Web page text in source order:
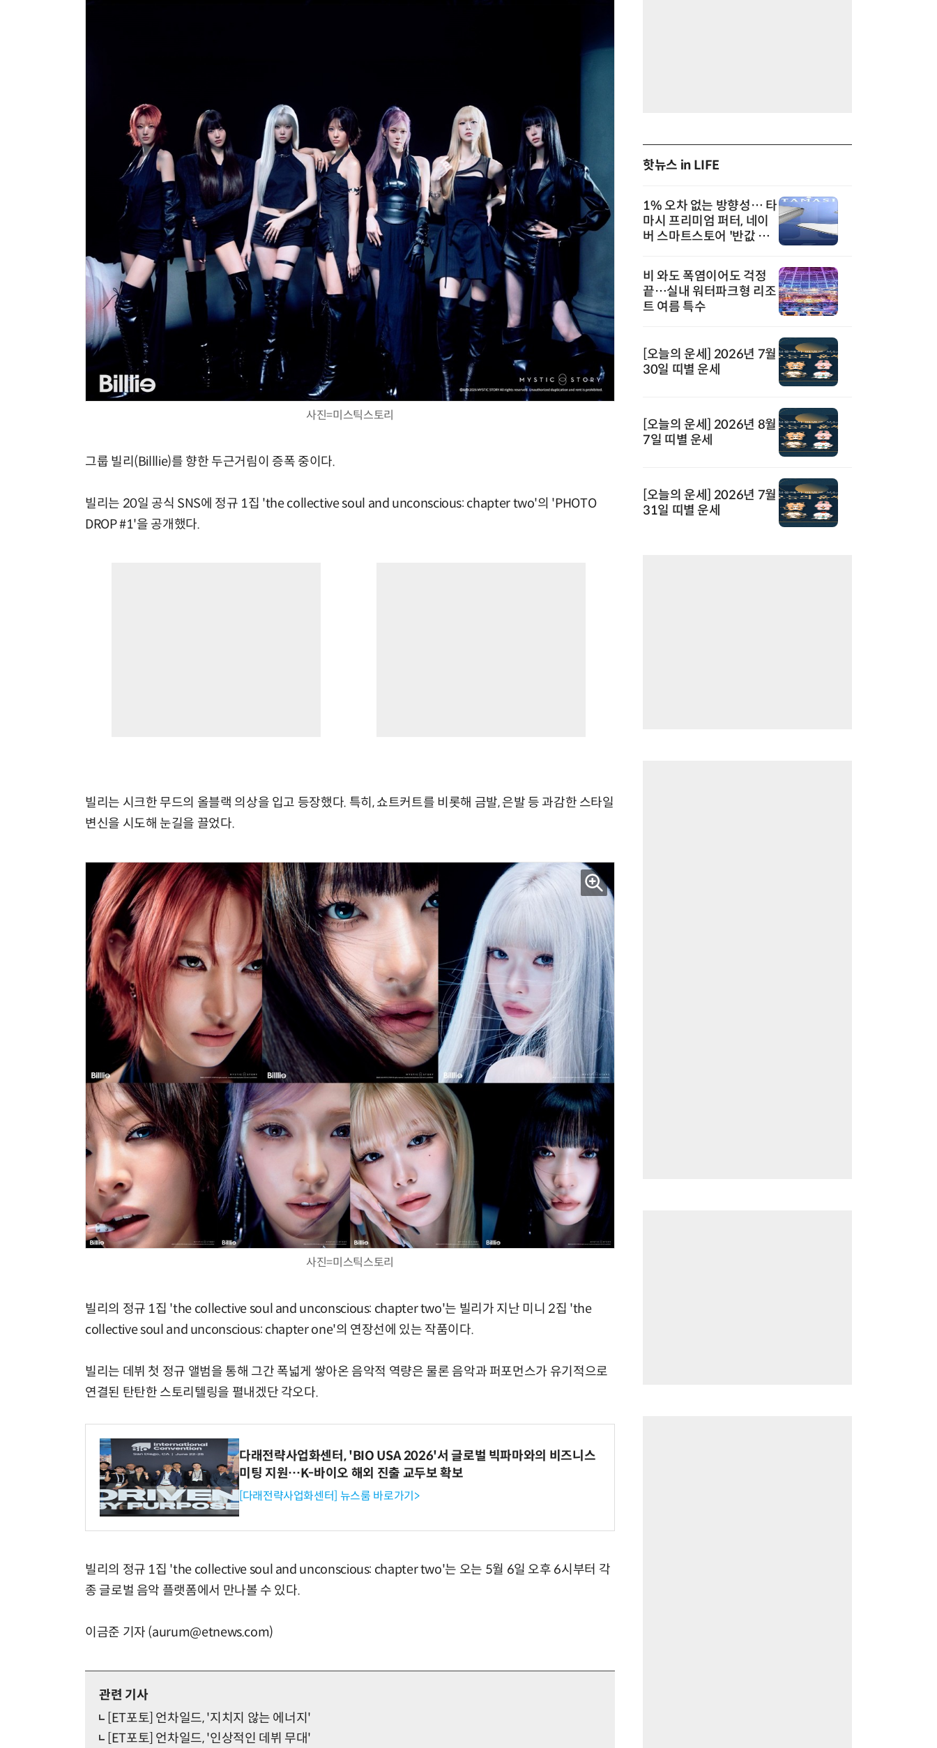
사진=미스틱스토리
그룹 빌리(Billlie)를 향한 두근거림이 증폭 중이다.
빌리는 20일 공식 SNS에 정규 1집 'the collective soul and unconscious: chapter two'의 'PHOTO
DROP #1'을 공개했다.
빌리는 시크한 무드의 올블랙 의상을 입고 등장했다. 특히, 쇼트커트를 비롯해 금발, 은발 등 과감한 스타일
변신을 시도해 눈길을 끌었다.
사진=미스틱스토리
빌리의 정규 1집 'the collective soul and unconscious: chapter two'는 빌리가 지난 미니 2집 'the
collective soul and unconscious: chapter one'의 연장선에 있는 작품이다.
빌리는 데뷔 첫 정규 앨범을 통해 그간 폭넓게 쌓아온 음악적 역량은 물론 음악과 퍼포먼스가 유기적으로
연결된 탄탄한 스토리텔링을 펼내겠단 각오다.
다래전략사업화센터, 'BIO USA 2026'서 글로벌 빅파마와의 비즈니스
미팅 지원…K-바이오 해외 진출 교두보 확보
[다래전략사업화센터] 뉴스룸 바로가기>
빌리의 정규 1집 'the collective soul and unconscious: chapter two'는 오는 5월 6일 오후 6시부터 각
종 글로벌 음악 플랫폼에서 만나볼 수 있다.
이금준 기자 (aurum@etnews.com)
관련 기사
[ET포토] 언차일드, '지치지 않는 에너지'
[ET포토] 언차일드, '인상적인 데뷔 무대'
핫뉴스 in LIFE
1% 오차 없는 방향성… 타
마시 프리미엄 퍼터, 네이
버 스마트스토어 '반값 할
비 와도 폭염이어도 걱정
끝…실내 워터파크형 리조
트 여름 특수
[오늘의 운세] 2026년 7월
30일 띠별 운세
[오늘의 운세] 2026년 8월
7일 띠별 운세
[오늘의 운세] 2026년 7월
31일 띠별 운세